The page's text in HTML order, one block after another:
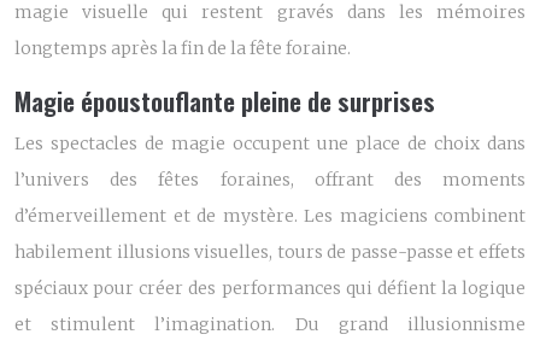
magie visuelle qui restent gravés dans les mémoires
longtemps après la fin de la fête foraine.
Magie époustouflante pleine de surprises
Les spectacles de magie occupent une place de choix dans
l’univers des fêtes foraines, offrant des moments
d’émerveillement et de mystère. Les magiciens combinent
habilement illusions visuelles, tours de passe-passe et effets
spéciaux pour créer des performances qui défient la logique
et stimulent l’imagination. Du grand illusionnisme